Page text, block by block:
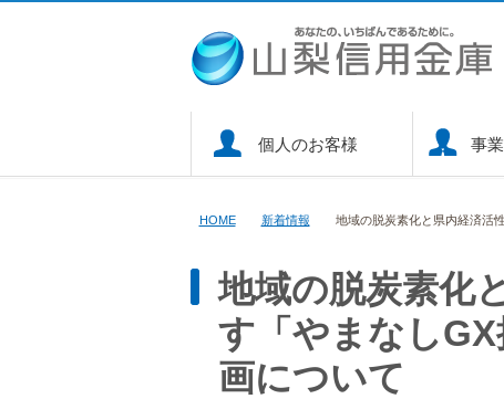
個人のお客様 事
HOME 新着情報 地域の脱炭素化と県内経済活
地域の脱炭素化
す「やまなし
画について